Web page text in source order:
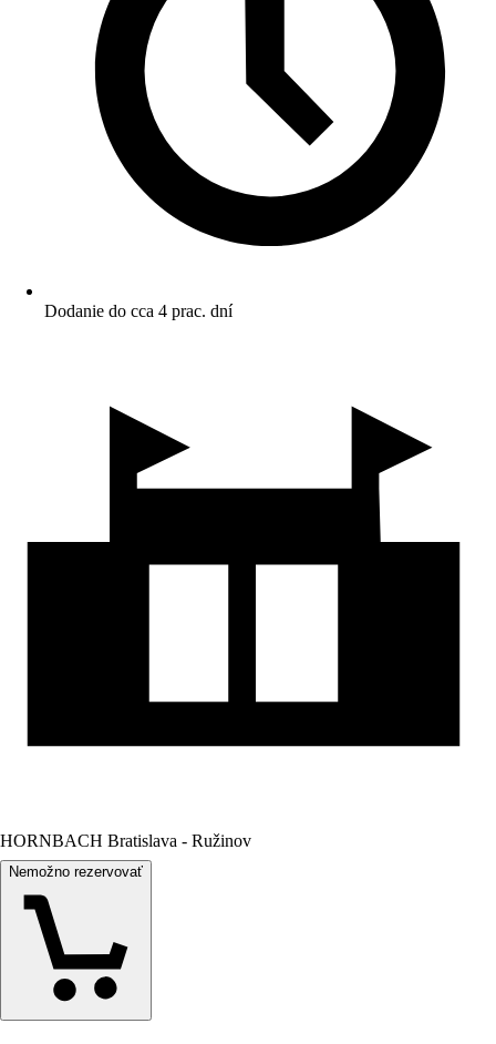
Dodanie do cca 4 prac. dní
HORNBACH Bratislava - Ružinov
Nemožno rezervovať